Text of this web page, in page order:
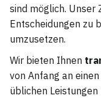
sind möglich. Unser
Entscheidungen zu
umzusetzen.
Wir bieten Ihnen
von Anfang an
üblichen